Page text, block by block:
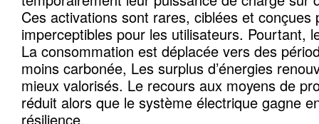
Ces activations sont rares, ciblées et conçues
imperceptibles pour les utilisateurs. Pourtant,
La consommation est déplacée vers des
moins carbonée, Les surplus d’énergies
mieux valorisés. Le recours aux moyens de
réduit alors que le système électrique gagne
résilience.